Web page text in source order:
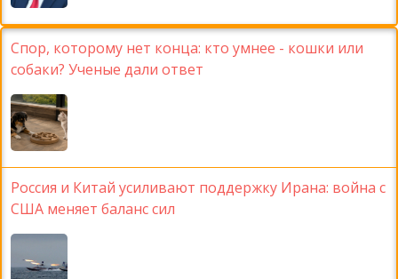
Спор, которому нет конца: кто умнее - кошки или
собаки? Ученые дали ответ
Россия и Китай усиливают поддержку Ирана: война с
США меняет баланс сил